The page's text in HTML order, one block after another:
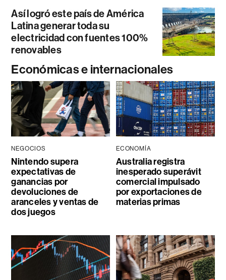
Así logró este país de América
Latina generar toda su
electricidad con fuentes 100%
renovables
Económicas e internacionales
NEGOCIOS
Nintendo supera
expectativas de
ganancias por
devoluciones de
aranceles y ventas de
dos juegos
ECONOMÍA
Australia registra
inesperado superávit
comercial impulsado
por exportaciones de
materias primas